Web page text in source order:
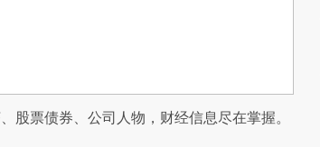
股票债券、公司人物，财经信息尽在掌握。